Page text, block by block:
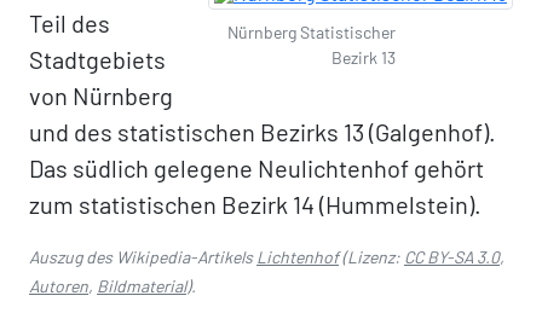
Nürnberg Statistischer
Bezirk 13
Teil des
Stadtgebiets
von Nürnberg
und des statistischen Bezirks 13 (Galgenhof).
Das südlich gelegene Neulichtenhof gehört
zum statistischen Bezirk 14 (Hummelstein).
Auszug des Wikipedia-ArtikelsLichtenhof(Lizenz: CC BY-SA 3.0,
Autoren, Bildmaterial).